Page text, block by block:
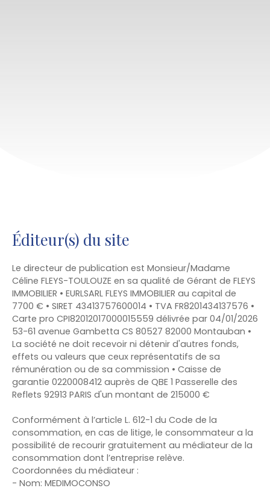
Éditeur(s) du site
Le directeur de publication est Monsieur/Madame
Céline FLEYS-TOULOUZE en sa qualité de Gérant de FLEYS
IMMOBILIER • EURLSARL FLEYS IMMOBILIER au capital de
7700 € • SIRET 43413757600014 • TVA FR8201434137576 •
Carte pro CPI82012017000015559 délivrée par 04/01/2026
53-61 avenue Gambetta CS 80527 82000 Montauban •
La société ne doit recevoir ni détenir d'autres fonds,
effets ou valeurs que ceux représentatifs de sa
rémunération ou de sa commission • Caisse de
garantie 0220008412 auprès de QBE 1 Passerelle des
Reflets 92913 PARIS d'un montant de 215000 €
Conformément à l’article L. 612-1 du Code de la
consommation, en cas de litige, le consommateur a la
possibilité de recourir gratuitement au médiateur de la
consommation dont l’entreprise relève.
Coordonnées du médiateur :
- Nom: MEDIMOCONSO